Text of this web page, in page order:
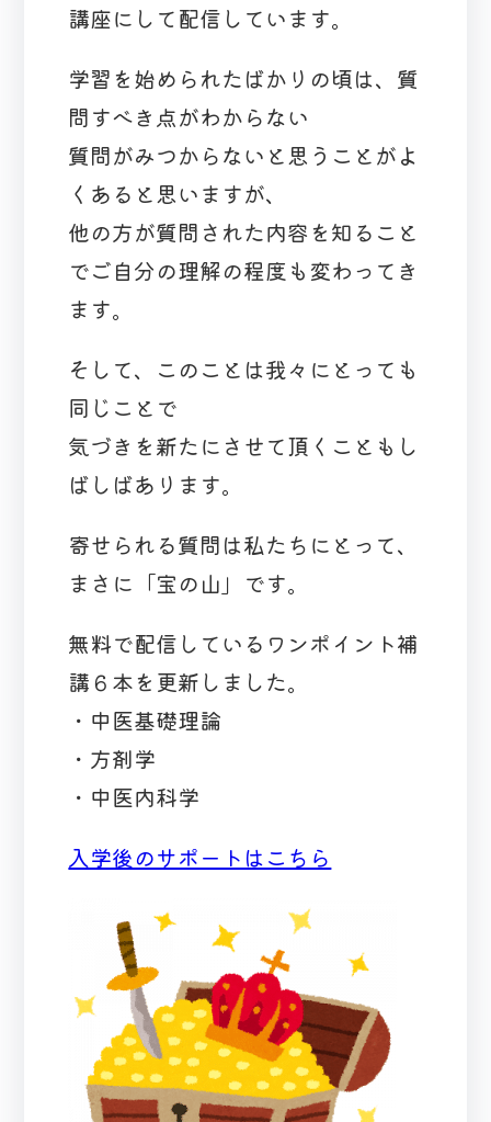
講座にして配信しています。
学習を始められたばかりの頃は、質
問すべき点がわからない
質問がみつからないと思うことがよ
くあると思いますが、
他の方が質問された内容を知ること
でご自分の理解の程度も変わってき
ます。
そして、このことは我々にとっても
同じことで
気づきを新たにさせて頂くこともし
ばしばあります。
寄せられる質問は私たちにとって、
まさに「宝の山」です。
無料で配信しているワンポイント補
講６本を更新しました。
・中医基礎理論
・方剤学
・中医内科学
入学後のサポートはこちら